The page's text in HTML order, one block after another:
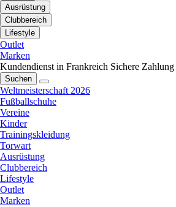
Ausrüstung
Clubbereich
Lifestyle
Outlet
Marken
Kundendienst in Frankreich Sichere Zahlung
Suchen
Weltmeisterschaft 2026
Fußballschuhe
Vereine
Kinder
Trainingskleidung
Torwart
Ausrüstung
Clubbereich
Lifestyle
Outlet
Marken